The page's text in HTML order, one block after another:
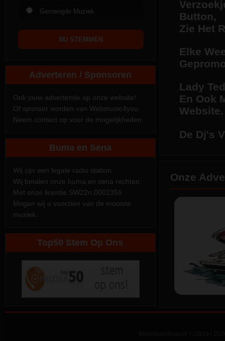
Adverteren / Sponsoren
Ook jouw advertentie op onze website!
Of sponsor worden van Webmusic4you.
Neem contact op voor de mogelijkheden.
Buma en Sena
Wij zijn een legale radio station.
Wij betalen onze buma en sena rechten.
Met onze licentie SW22n.0002356
Mogen wij u voorzien van de mooiste
muziek.
Top50 Stem Op Ons
Onze